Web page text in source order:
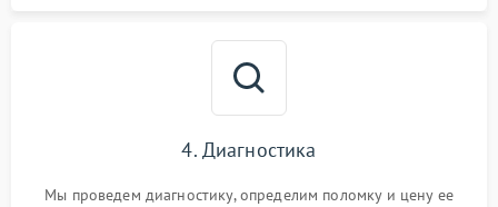
4. Диагностика
Мы проведем диагностику, определим поломку и цену ее